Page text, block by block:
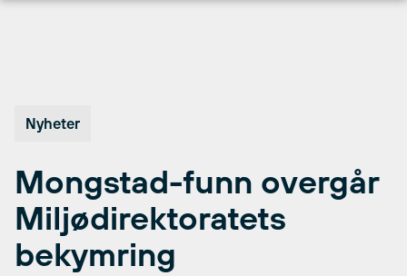
Nyheter
Mongstad-funn overgår
Miljødirektoratets
bekymring